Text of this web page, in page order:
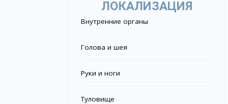
ЛОКАЛИЗАЦИЯ
Внутренние органы
Голова и шея
Руки и ноги
Туловище